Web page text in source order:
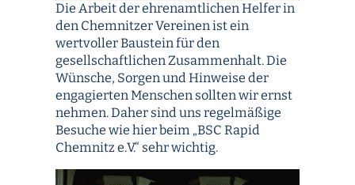
Die Arbeit der ehrenamtlichen Helfer in
den Chemnitzer Vereinen ist ein
wertvoller Baustein für den
gesellschaftlichen Zusammenhalt. Die
Wünsche, Sorgen und Hinweise der
engagierten Menschen sollten wir ernst
nehmen. Daher sind uns regelmäßige
Besuche wie hier beim „BSC Rapid
Chemnitz e.V.“ sehr wichtig.